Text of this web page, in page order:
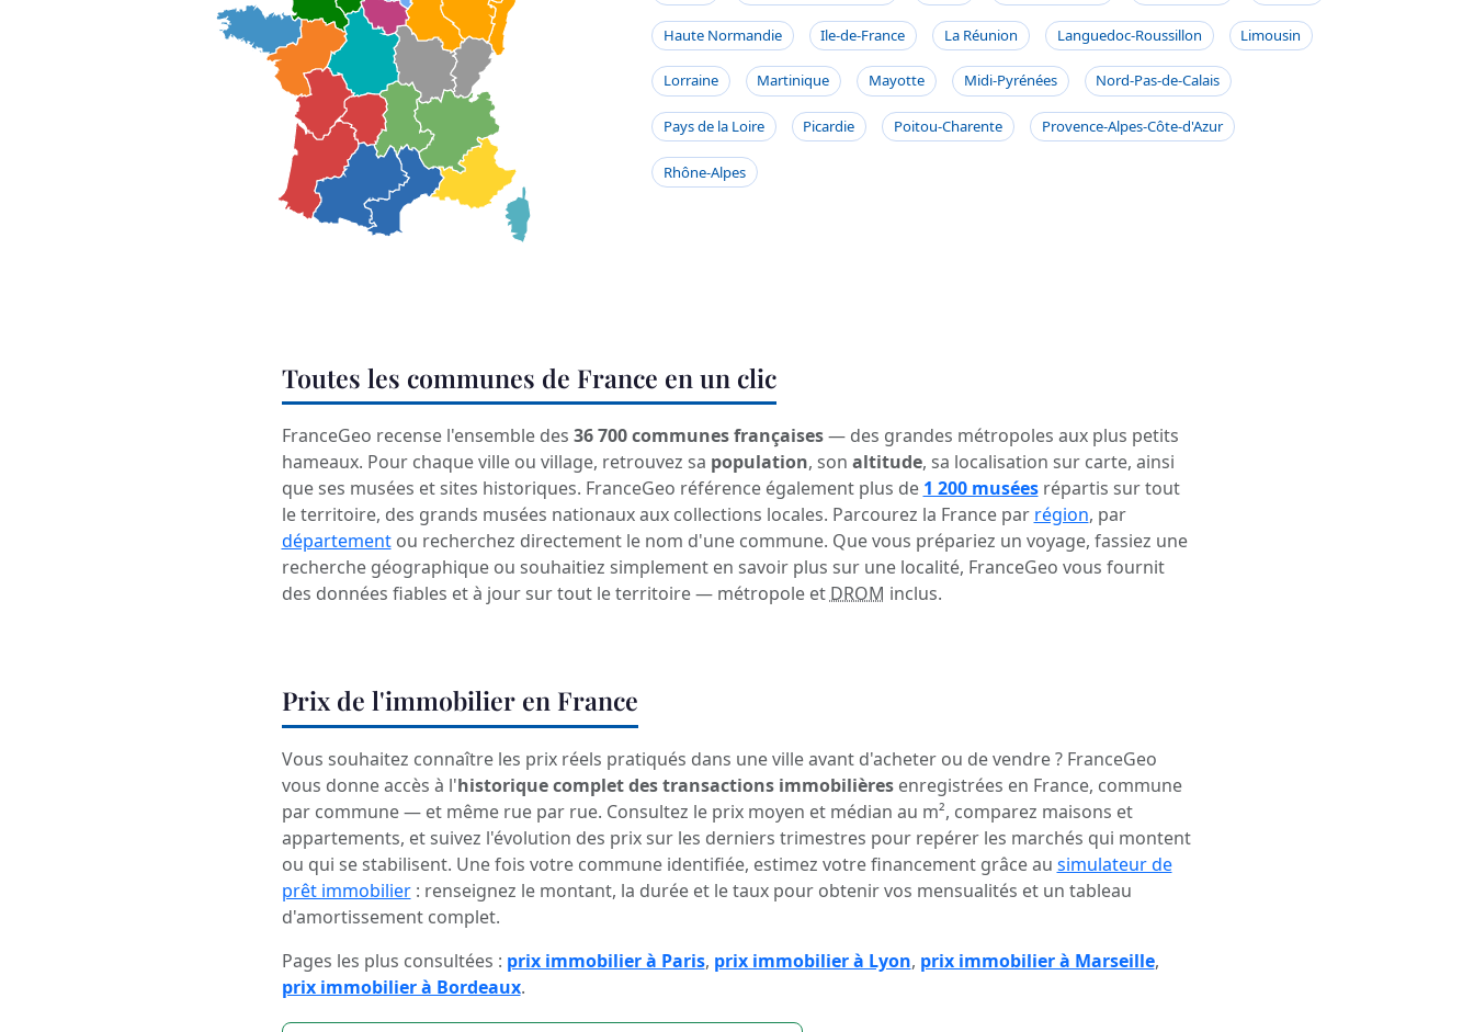
Haute Normandie Ile-de-France La Réunion Languedoc-Roussillon Limousin
Lorraine Martinique Mayotte Midi-Pyrénées Nord-Pas-de-Calais
Pays de la Loire Picardie Poitou-Charente Provence-Alpes-Côte-d'Azur
Rhône-Alpes
Toutes les communes de France en un clic
FranceGeo recense l'ensemble des 36 700 communes françaises— des grandes métropoles aux plus petits
hameaux. Pour chaque ville ou village, retrouvez sa population, son altitude, sa localisation sur carte, ainsi
que ses musées et sites historiques. FranceGeo référence également plus de 1 200 muséesrépartis sur tout
le territoire, des grands musées nationaux aux collections locales. Parcourez la France par région, par
départementou recherchez directement le nom d'une commune. Que vous prépariez un voyage, fassiez une
recherche géographique ou souhaitiez simplement en savoir plus sur une localité, FranceGeo vous fournit
des données fiables et à jour sur tout le territoire — métropole et DROM inclus.
Prix de l'immobilier en France
Vous souhaitez connaître les prix réels pratiqués dans une ville avant d'acheter ou de vendre ? FranceGeo
vous donne accès à l'historique complet des transactions immobilièresenregistrées en France, commune
par commune — et même rue par rue. Consultez le prix moyen et médian au m², comparez maisons et
appartements, et suivez l'évolution des prix sur les derniers trimestres pour repérer les marchés qui montent
ou qui se stabilisent. Une fois votre commune identifiée, estimez votre financement grâce au simulateur de
prêt immobilier: renseignez le montant, la durée et le taux pour obtenir vos mensualités et un tableau
d'amortissement complet.
Pages les plus consultées : prix immobilier à Paris, prix immobilier à Lyon, prix immobilier à Marseille,
prix immobilier à Bordeaux.